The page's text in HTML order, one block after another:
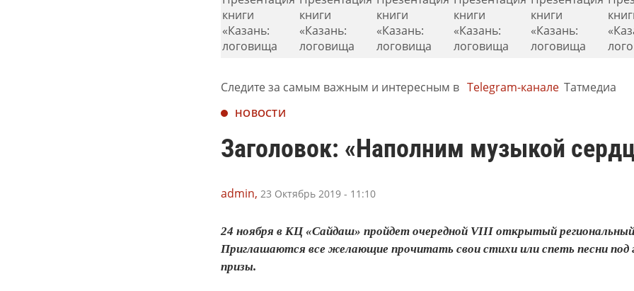
Следите за самым важным и интересным в Telegram-канале Татмедиа
НОВОСТИ
Заголовок: «Наполним музыкой
admin, 23 Октябрь 2019 - 11:10
24 ноября в КЦ «Сайдаш» пройдет очередной VIII открытый
Приглашаются все желающие прочитать свои стихи или спеть песни
призы.